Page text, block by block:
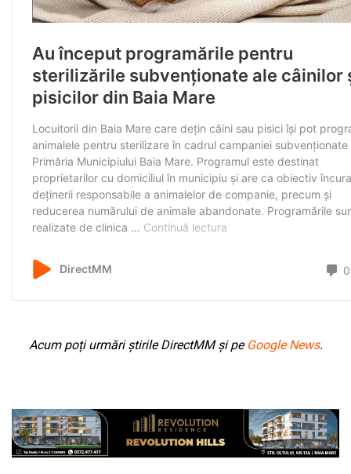
Acum poți urmări știrile DirectMM și pe Google News.